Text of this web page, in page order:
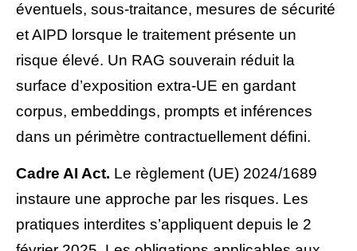
éventuels, sous-traitance, mesures de sécurité
et AIPD lorsque le traitement présente un
risque élevé. Un RAG souverain réduit la
surface d’exposition extra-UE en gardant
corpus, embeddings, prompts et inférences
dans un périmètre contractuellement défini.
Cadre AI Act. Le règlement (UE) 2024/1689
instaure une approche par les risques. Les
pratiques interdites s’appliquent depuis le 2